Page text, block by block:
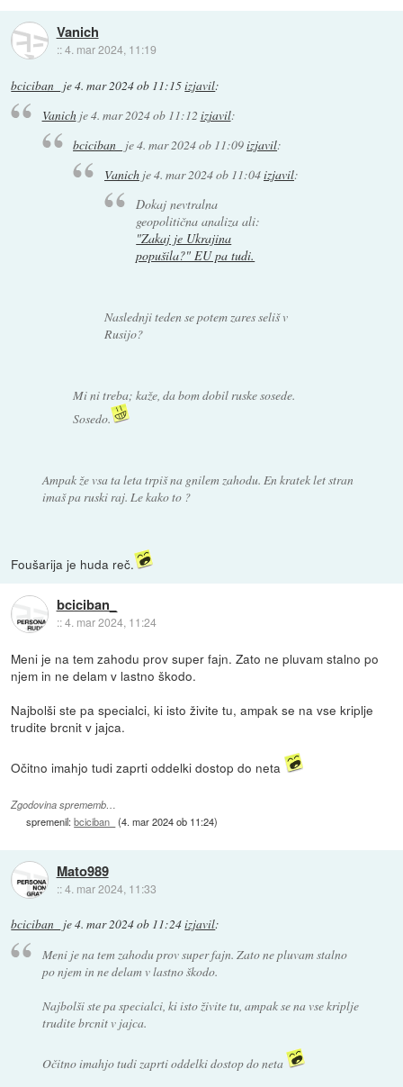
Vanich
::4. mar 2024, 11:19
bciciban_ je4. mar 2024 ob 11:15izjavil:
Vanichje4. mar 2024 ob 11:12 izjavil:
bciciban_ je4. mar 2024 ob 11:09izjavil:
Vanichje4. mar 2024 ob 11:04izjavil:
Dokaj nevtralna
geopolitična analiza ali:
"Zakaj je Ukrajina
popušila?" EU pa tudi.
Naslednji teden se potem zares seliš v
Rusijo?
Mi ni treba; kaže, da bom dobil ruske sosede.
Sosedo.
Ampak že vsa ta leta trpiš na gnilem zahodu. En kratek let stran
imaš pa ruski raj. Le kako to ?
Foušarija je huda reč.
bciciban_
::4. mar 2024, 11:24
Meni je na tem zahodu prov super fajn. Zato ne pluvam stalno po
njem in ne delam v lastno škodo.
Najbolši ste pa specialci, ki isto živite tu, ampak se na vse kriplje
trudite brcnit v jajca.
Očitno imahjo tudi zaprti oddelki dostop do neta
Zgodovina sprememb…
spremenil:bciciban_ (4. mar 2024 ob 11:24)
Mato989
::4. mar 2024, 11:33
bciciban_ je4. mar 2024 ob 11:24izjavil:
Meni je na tem zahodu prov super fajn. Zato ne pluvam stalno
po njem in ne delam v lastno škodo.
Najbolši ste pa specialci, ki isto živite tu, ampak se na vse kriplje
trudite brcnit v jajca.
Očitno imahjo tudi zaprti oddelki dostop do neta